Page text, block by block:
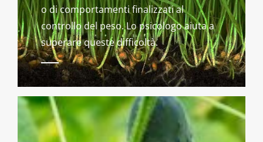
o di comportamenti finalizzati al
controllo del peso. Lo psicologo aiuta a
superare queste difficoltà.